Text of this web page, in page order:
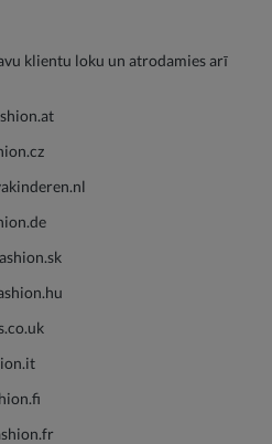
klientu loku un atrodamies arī